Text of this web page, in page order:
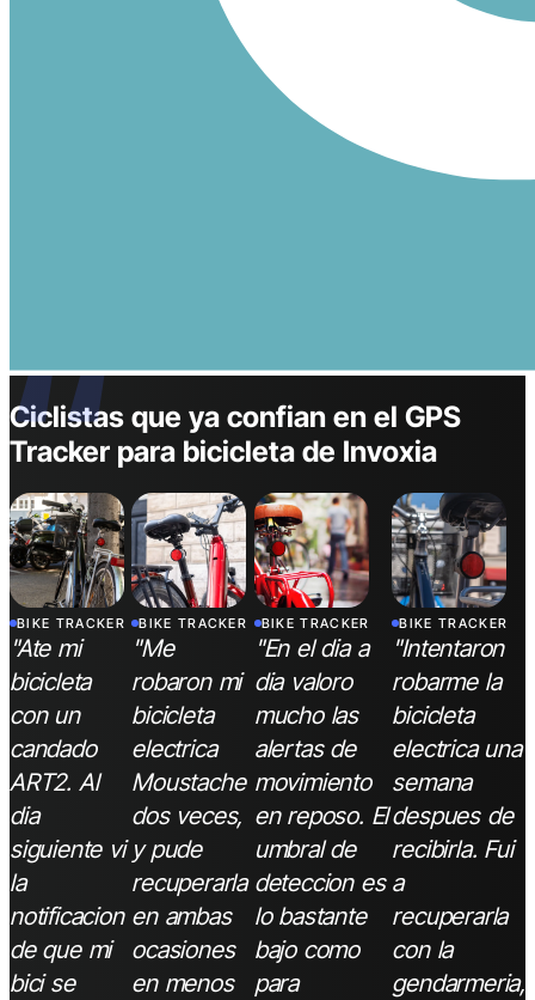
Ciclistas que ya confian en el GPS
Tracker para bicicleta de Invoxia
“
BIKE TRACKER
"Ate mi
bicicleta
con un
candado
ART2. Al
dia
siguiente vi
la
notificacion
de que mi
bici se
BIKE TRACKER
"Me
robaron mi
bicicleta
electrica
Moustache
dos veces,
y pude
recuperarla
en ambas
ocasiones
en menos
BIKE TRACKER
"En el dia a
dia valoro
mucho las
alertas de
movimiento
en reposo. El
umbral de
deteccion es
lo bastante
bajo como
para
BIKE TRACKER
"Intentaron
robarme la
bicicleta
electrica una
semana
despues de
recibirla. Fui
a
recuperarla
con la
gendarmeria,